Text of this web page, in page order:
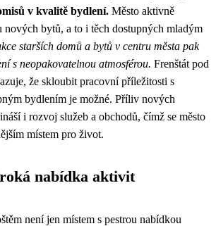
v kvalitě bydlení. Město aktivně
nových bytů, a to i těch dostupných mladým
starších domů a bytů v centru města pak
s neopakovatelnou atmosférou. Frenštát pod
že skloubit pracovní příležitosti s
bydlením je možné. Příliv nových
i rozvoj služeb a obchodů, čímž se město
místem pro život.
nabídka aktivit
není jen místem s pestrou nabídkou